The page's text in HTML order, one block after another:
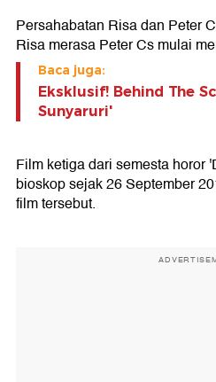
Persahabatan Risa dan Peter
Risa merasa Peter Cs mulai
Baca juga:
Eksklusif! Behind The
Sunyaruri'
Film ketiga dari semesta horor
bioskop sejak 26 September
film tersebut.